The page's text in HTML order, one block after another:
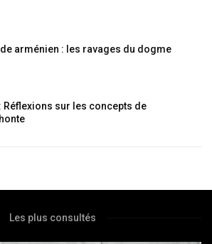
arménien : les ravages du dogme
Réflexions sur les concepts de
Les plus consultés